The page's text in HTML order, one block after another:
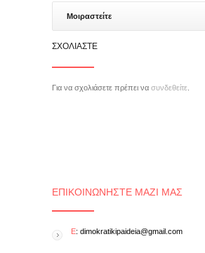
Μοιραστείτε
ΣΧΟΛΙΆΣΤΕ
Για να σχολιάσετε πρέπει να συνδεθείτε
ΕΠΙΚΟΙΝΩΝΉΣΤΕ ΜΑΖΊ ΜΑΣ
E: dimokratikipaideia@gmail.com